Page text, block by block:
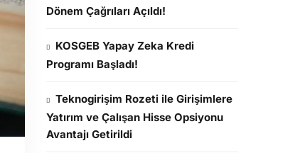
Dönem Çağrıları Açıldı!
KOSGEB Yapay Zeka Kredi
Programı Başladı!
Teknogirişim Rozeti ile Girişimlere
Yatırım ve Çalışan Hisse Opsiyonu
Avantajı Getirildi